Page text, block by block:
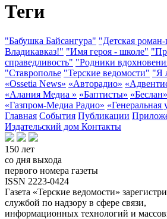
Теги
"Бабушка Байсангура" "Детская роман-
Владикавказ!" "Имя героя - школе"
справедливость" "Родники
"Ставрополье "Терские ведомости" "Я
«Ossetia News» «Авторадио»
«Алания Медиа » «Баптисты» «Беслан»
«Газпром-Медиа Радио» «Генеральная
Главная События Публикации
Издательский дом Контакты
150 лет
со дня выхода
первого номера газеты
ISSN 2223-0424
Газета «Терские ведомости»
службой по надзору в сфере связи,
информационных технологий и